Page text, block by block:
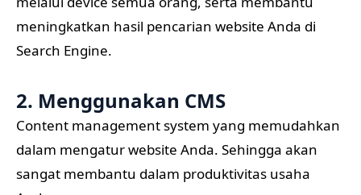
meningkatkan hasil pencarian website Anda di
Search Engine.
2. Menggunakan CMS
Content management system yang memudahkan
dalam mengatur website Anda. Sehingga akan
sangat membantu dalam produktivitas usaha